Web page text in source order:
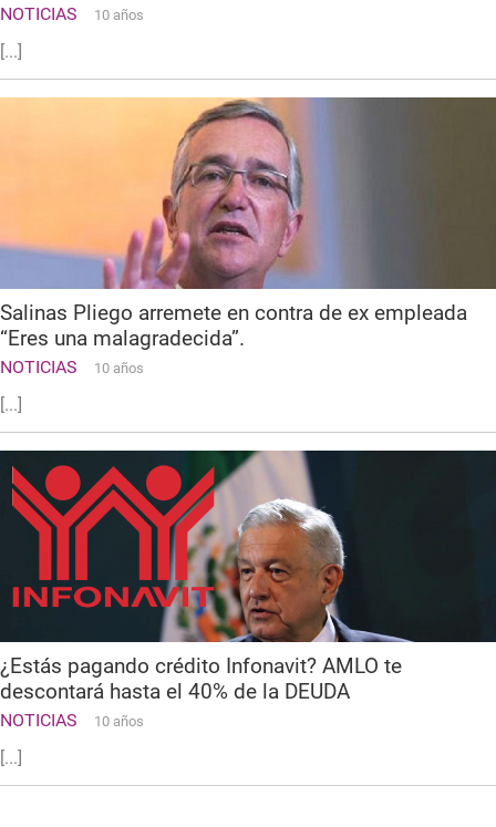
NOTICIAS 10 años
[...]
Salinas Pliego arremete en contra de ex empleada
“Eres una malagradecida”.
NOTICIAS 10 años
[...]
¿Estás pagando crédito Infonavit? AMLO te
descontará hasta el 40% de la DEUDA
NOTICIAS 10 años
[...]